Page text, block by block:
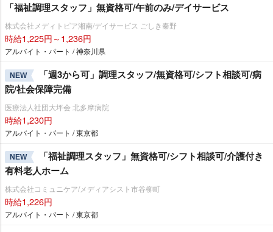
「福祉調理スタッフ」無資格可/午前のみ/デイサービス
株式会社メディトピア湘南/デイサービス ごしき秦野
時給1,225円～1,236円
アルバイト・パート / 神奈川県
NEW
「週3から可」調理スタッフ/無資格可/シフト相談可/病
院/社会保障完備
医療法人社団大坪会 北多摩病院
時給1,230円
アルバイト・パート / 東京都
NEW
「福祉調理スタッフ」無資格可/シフト相談可/介護付き
有料老人ホーム
株式会社コミュニケア/メディアシスト市谷柳町
時給1,226円
アルバイト・パート / 東京都